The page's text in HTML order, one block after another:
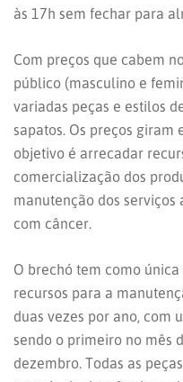
às 17h sem fechar para
Com preços que cabem
público (masculino e
variadas peças e estilos
sapatos. Os preços giram
objetivo é arrecadar
comercialização dos
manutenção dos serviços
com câncer.
O brechó tem como
recursos para a
duas vezes por ano, com
sendo o primeiro no mês
dezembro. Todas as